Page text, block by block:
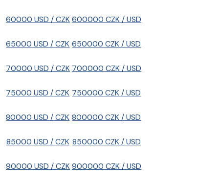
60000 USD / CZK
65000 USD / CZK
70000 USD / CZK
75000 USD / CZK
80000 USD / CZK
85000 USD / CZK
90000 USD / CZK
600000 CZK / USD
650000 CZK / USD
700000 CZK / USD
750000 CZK / USD
800000 CZK / USD
850000 CZK / USD
900000 CZK / USD